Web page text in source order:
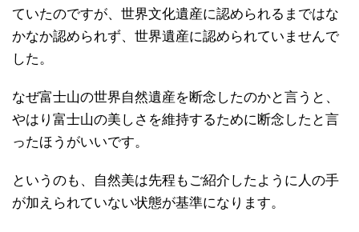
ていたのですが、世界文化遺産に認められるまではな
かなか認められず、世界遺産に認められていませんで
した。
なぜ富士山の世界自然遺産を断念したのかと言うと、
やはり富士山の美しさを維持するために断念したと言
ったほうがいいです。
というのも、自然美は先程もご紹介したように人の手
が加えられていない状態が基準になります。